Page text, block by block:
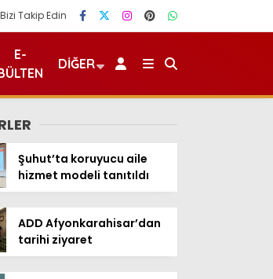
Bizi Takip Edin
E-
DIĞER
Şuhut’ta koruyucu aile
hizmet modeli tanıtıldı
ADD Afyonkarahisar’dan
tarihi ziyaret